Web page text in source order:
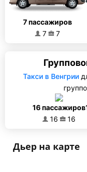
7 пассажиров
7
7
Такси в Венгрии
16 пассажиров
16
16
Дьер на карте